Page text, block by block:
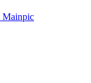
Mainpic